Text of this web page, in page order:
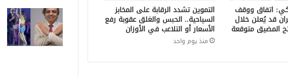
اتفاق ووقف
قد يُعلن خلال
المضيق متوقعة
التموين تشدد الرقابة على المخابز
السياحية.. الحبس والغلق عقوبة رفع
الأسعار أو التلاعب في الأوزان
منذ يوم واحد